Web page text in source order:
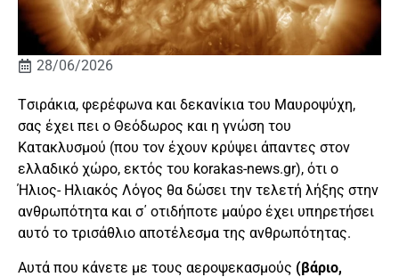
28/06/2026
Tσιράκια, φερέφωνα και δεκανίκια του Μαυροψύχη,
σας έχει πει ο Θεόδωρος και η γνώση του
Κατακλυσμού (που τον έχουν κρύψει άπαντες στον
ελλαδικό χώρο, εκτός του korakas-news.gr), ότι ο
Ήλιος- Ηλιακός Λόγος θα δώσει την τελετή λήξης στην
ανθρωπότητα και σ΄ οτιδήποτε μαύρο έχει υπηρετήσει
αυτό το τρισάθλιο αποτέλεσμα της ανθρωπότητας.
Αυτά που κάνετε με τους αεροψεκασμούς (βάριο,